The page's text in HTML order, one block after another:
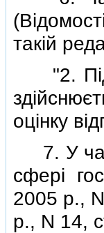
такiй
"2.
оцiнку
7. У
сферi
2005 р.,
р., N 14,